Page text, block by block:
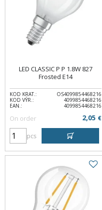
LED CLASSIC P P 1.8W 827
Frosted E14
KOD KRAT.:
OS4099854468216
KOD VÝR.:
4099854468216
EAN.:
4099854468216
On order 2,05 €
pcs